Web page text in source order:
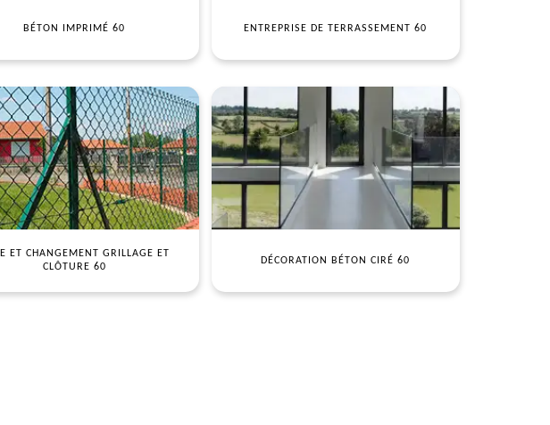
BÉTON IMPRIMÉ 60 ENTREPRISE DE TERRASSEMENT 60
ET CHANGEMENT GRILLAGE ET
CLÔTURE 60
DÉCORATION BÉTON CIRÉ 60